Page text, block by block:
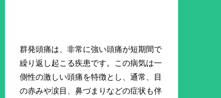
群発頭痛は、非常に強い頭痛が短期間で
繰り返し起こる疾患です。この病気は一
側性の激しい頭痛を特徴とし、通常、目
の赤みや涙目、鼻づまりなどの症状も伴